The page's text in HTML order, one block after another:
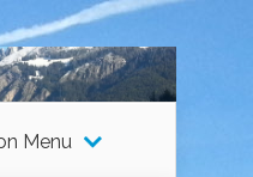
Menu